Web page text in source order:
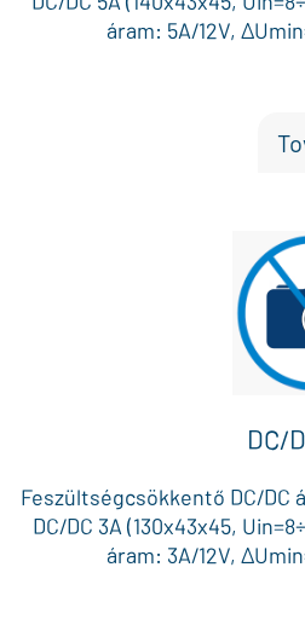
áram: 5A/12V,
DC/
Feszültségcsökkentő DC/
DC/DC 3A (130x43x45,
áram: 3A/12V,